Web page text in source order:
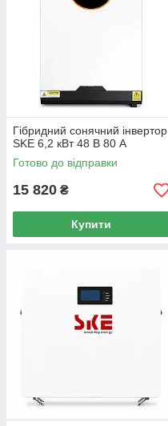
Гібридний сонячний інвертор
SKE 6,2 кВт 48 В 80 А
Готово до відправки
15 820 ₴
Купити